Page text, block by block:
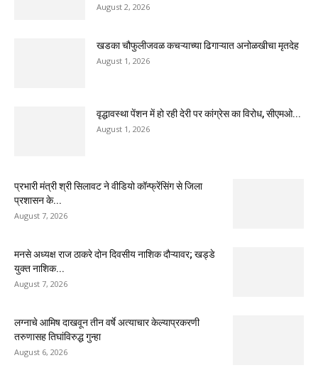
August 2, 2026
खडका चौफुलीजवळ कचऱ्याच्या ढिगाऱ्यात अनोळखीचा मृतदेह
August 1, 2026
वृद्धावस्था पेंशन में हो रही देरी पर कांग्रेस का विरोध, सीएमओ...
August 1, 2026
प्रभारी मंत्री श्री सिलावट ने वीडियो कॉन्फ्रेंसिंग से जिला
प्रशासन के...
August 7, 2026
मनसे अध्यक्ष राज ठाकरे दोन दिवसीय नाशिक दौऱ्यावर; खड्डे
युक्त नाशिक...
August 7, 2026
लग्नाचे आमिष दाखवून तीन वर्षे अत्याचार केल्याप्रकरणी
तरुणासह तिघांविरुद्ध गुन्हा
August 6, 2026